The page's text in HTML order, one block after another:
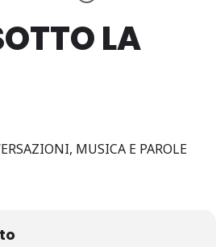
LA
MUSICA E PAROLE